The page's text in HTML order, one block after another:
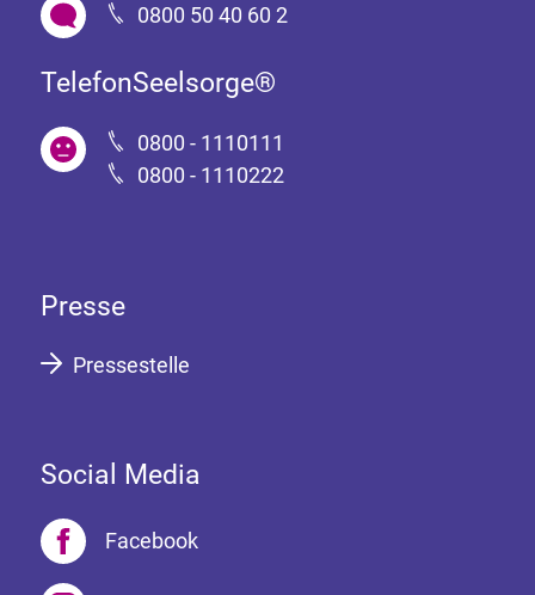
0800 50 40 60 2
TelefonSeelsorge®
0800 - 1110111
0800 - 1110222
Presse
Pressestelle
Social Media
Facebook